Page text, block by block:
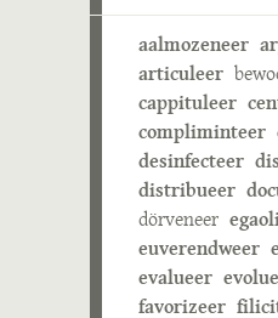
aalmozeneer
articuleer
cappituleer
compliminteer
desinfecteer
distribueer
dörveneer
euverendweer
evalueer
favorizeer